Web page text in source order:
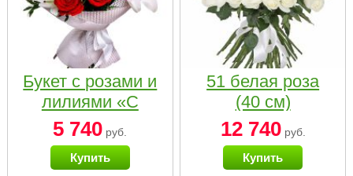
Букет с розами и
лилиями «С
наилучшими
пожеланиями»
5 740 руб.
Купить
51 белая роза
(40 см)
12 740руб.
Купить